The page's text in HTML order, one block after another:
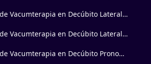
Vacumterapia en Decúbito Lateral
Vacumterapia en Decúbito Lateral
Vacumterapia en Decúbito Prono